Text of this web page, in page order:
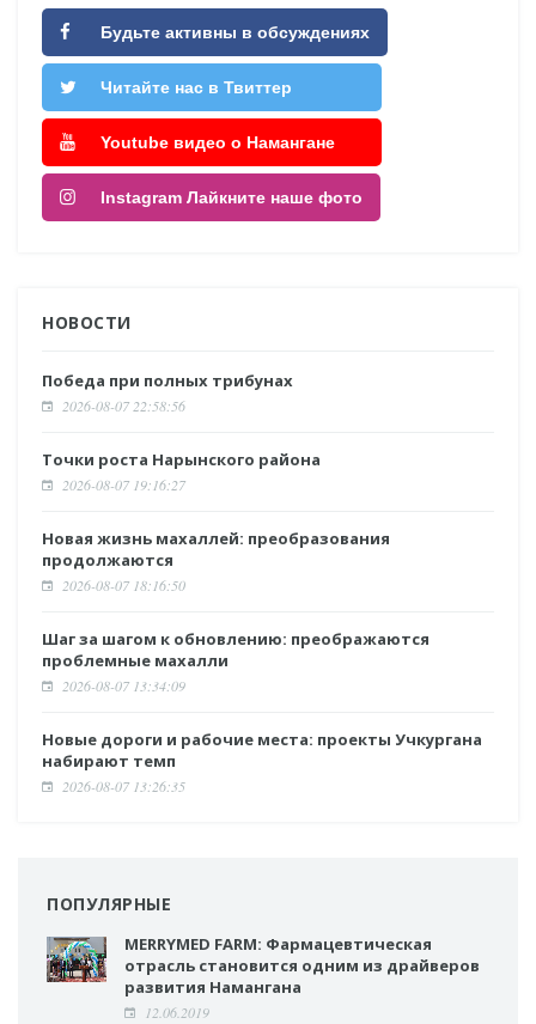
Будьте активны в обсуждениях
Читайте нас в Твиттер
Youtube видео о Намангане
Instagram Лайкните наше фото
НОВОСТИ
Победа при полных трибунах
2026-08-07 22:58:56
Точки роста Нарынского района
2026-08-07 19:16:27
Новая жизнь махаллей: преобразования
продолжаются
2026-08-07 18:16:50
Шаг за шагом к обновлению: преображаются
проблемные махалли
2026-08-07 13:34:09
Новые дороги и рабочие места: проекты Учкургана
набирают темп
2026-08-07 13:26:35
ПОПУЛЯРНЫЕ
MERRYMED FARM: Фармацевтическая
отрасль становится одним из драйверов
развития Намангана
12.06.2019